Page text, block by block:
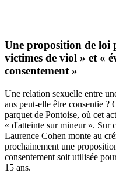
Une proposition de loi
victimes de viol » et «
consentement »
Une relation sexuelle entre
ans peut-elle être consentie ?
parquet de Pontoise, où cet
« d'atteinte sur mineur ». Sur
Laurence Cohen monte au
prochainement une
consentement soit utilisée
15 ans.